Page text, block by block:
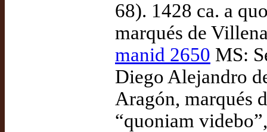
68). 1428 ca. a
marqués de
manid 2650 MS:
Diego Alejandro
Aragón, marqués
“quoniam